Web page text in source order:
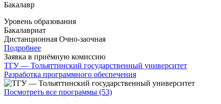
Бакалавр
Уровень образования
Бакалавриат
Дистанционная Очно-заочная
Подробнее
Заявка в приёмную комиссию
ТГУ — Тольяттинский государственный университет
Разработка программного обеспечения
Посмотреть все программы (53)